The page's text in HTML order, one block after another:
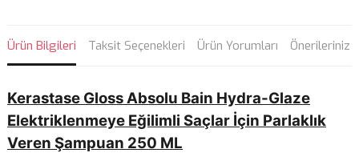
Ürün Bilgileri Taksit Seçenekleri Ürün Yorumları Önerileriniz
Kerastase Gloss Absolu Bain Hydra-Glaze
Elektriklenmeye Eğilimli Saçlar İçin Parlaklık
Veren Şampuan 250 ML